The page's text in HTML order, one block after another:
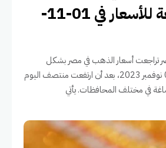
تحليل ومتابعة للأسعار في 01-11-
تراجعت أسعار الذهب في مصر بشكل
ملحوظ يوم الأربعاء، 01 نوفمبر 2023، بعد أن ارتفعت منتصف اليوم
في مختلف المحافظات. يأتي